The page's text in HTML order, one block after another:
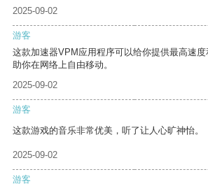
2025-09-02
游客
这款加速器VPM应用程序可以给你提供最高速
助你在网络上自由移动。
2025-09-02
游客
这款游戏的音乐非常优美，听了让人心旷神怡。
2025-09-02
游客